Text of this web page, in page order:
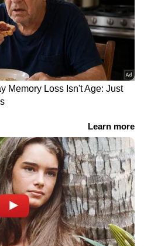
അറിയാൻ
ന്യൂസ് വാർത്തകൾ.
സമഗ്രമായ
ഒരൊറ്റ സ്ഥലത്ത്.
ലഭിക്കാൻ